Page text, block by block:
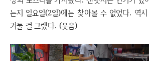
는지 일요일(2일)에는 찾아볼 수 없었다. 역
겨둘 걸 그랬다. (웃음)